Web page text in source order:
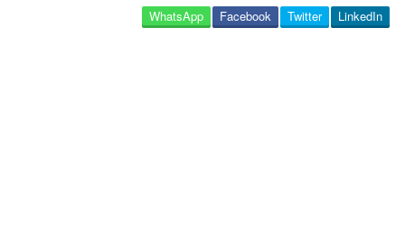
LinkedIn
Twitter
Facebook
WhatsApp